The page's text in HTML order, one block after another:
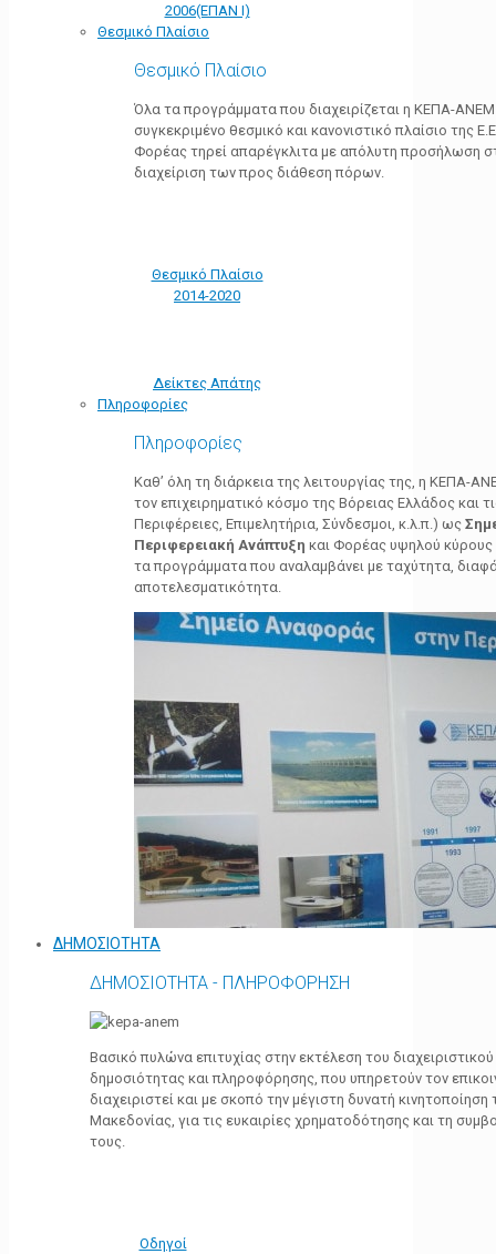
2006(ΕΠΑΝ Ι)
Θεσμικό Πλαίσιο
Θεσμικό Πλαίσιο
Όλα τα προγράμματα που διαχειρίζεται η ΚΕΠΑ-
συγκεκριμένο θεσμικό και κανονιστικό πλαίσιο της
Φορέας τηρεί απαρέγκλιτα με απόλυτη προσήλωση
διαχείριση των προς διάθεση πόρων.
Θεσμικό Πλαίσιο
2014-2020
Δείκτες Απάτης
Πληροφορίες
Πληροφορίες
Καθ’ όλη τη διάρκεια της λειτουργίας της, η ΚΕΠΑ-
τον επιχειρηματικό κόσμο της Βόρειας Ελλάδος και
Περιφέρειες, Επιμελητήρια, Σύνδεσμοι, κ.λ.π.) ως
Περιφερειακή Ανάπτυξη και Φορέας υψηλού κύρους
τα προγράμματα που αναλαμβάνει με ταχύτητα,
αποτελεσματικότητα.
ΔΗΜΟΣΙΟΤΗΤΑ
ΔΗΜΟΣΙΟΤΗΤΑ - ΠΛΗΡΟΦΟΡΗΣΗ
Βασικό πυλώνα επιτυχίας στην εκτέλεση του
δημοσιότητας και πληροφόρησης, που υπηρετούν τον
διαχειριστεί και με σκοπό την μέγιστη δυνατή
Μακεδονίας, για τις ευκαιρίες χρηματοδότησης και τη
τους.
Οδηγοί